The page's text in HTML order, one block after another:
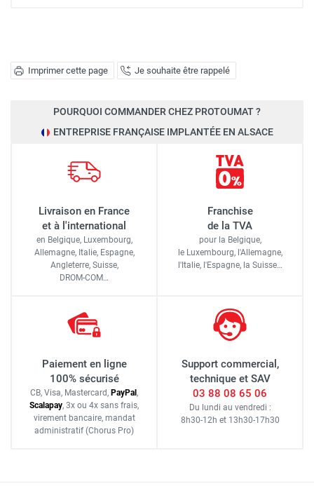
Imprimer cette page Je souhaite être rappelé
POURQUOI COMMANDER CHEZ PROTOUMAT ?
ENTREPRISE FRANÇAISE IMPLANTÉE EN ALSACE
Livraison en France
et à l'international
en Belgique, Luxembourg,
Allemagne, Italie, Espagne,
Angleterre, Suisse,
DROM-COM…
Franchise
de la TVA
pour la Belgique,
le Luxembourg, l'Allemagne,
l'Italie, l'Espagne, la Suisse…
Paiement en ligne
100% sécurisé
CB, Visa, Mastercard, PayPal ,
Scalapay, 3x ou 4x sans frais,
virement bancaire, mandat
administratif (Chorus Pro)
Support commercial,
technique et SAV
03 88 08 65 06
Du lundi au vendredi :
8h30-12h et 13h30-17h30